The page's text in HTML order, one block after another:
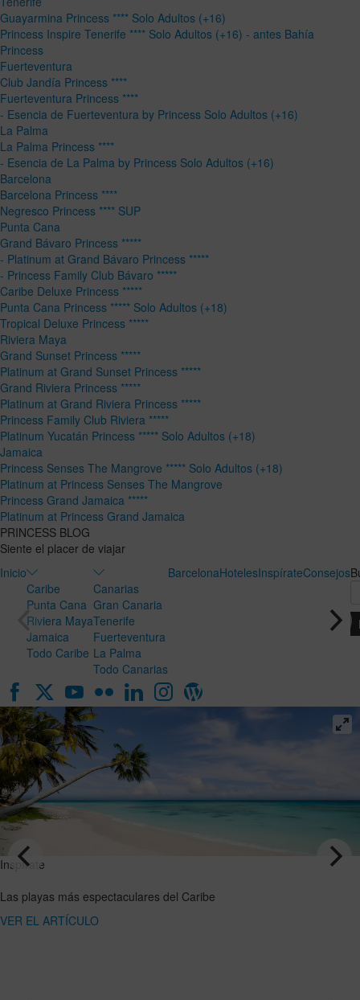
Guayarmina Princess **** Solo Adultos (+16)
Princess Inspire Tenerife **** Solo Adultos (+16) - antes Bahía
Princess
Fuerteventura
Club Jandía Princess ****
Fuerteventura Princess ****
- Esencia de Fuerteventura by Princess Solo Adultos (+16)
La Palma
La Palma Princess ****
- Esencia de La Palma by Princess Solo Adultos (+16)
Barcelona
Barcelona Princess ****
Negresco Princess **** SUP
Punta Cana
Grand Bávaro Princess *****
- Platinum at Grand Bávaro Princess *****
- Princess Family Club Bávaro *****
Caribe Deluxe Princess *****
Punta Cana Princess ***** Solo Adultos (+18)
Tropical Deluxe Princess *****
Riviera Maya
Grand Sunset Princess *****
Platinum at Grand Sunset Princess *****
Grand Riviera Princess *****
Platinum at Grand Riviera Princess *****
Princess Family Club Riviera *****
Platinum Yucatán Princess ***** Solo Adultos (+18)
Jamaica
Princess Senses The Mangrove ***** Solo Adultos (+18)
Platinum at Princess Senses The Mangrove
Princess Grand Jamaica *****
Platinum at Princess Grand Jamaica
PRINCESS BLOG
Siente el placer de viajar
Inicio
Caribe
Punta Cana
Riviera Maya
Jamaica
Todo Caribe
Canarias
Gran Canaria
Tenerife
Fuerteventura
La Palma
Todo Canarias
BarcelonaHotelesInspírateConsejos
Inspírate
VER EL
miel en
ideal para